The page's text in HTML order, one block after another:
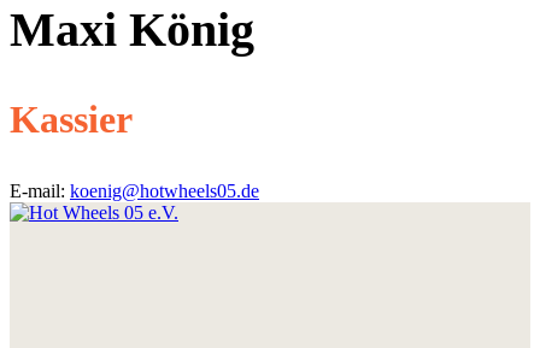
Maxi König
Kassier
E-mail: koenig@hotwheels05.de